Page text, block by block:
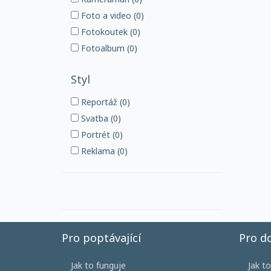
Foto a video (0)
Fotokoutek (0)
Fotoalbum (0)
Styl
Reportáž (0)
Svatba (0)
Portrét (0)
Reklama (0)
Pro poptávající
Jak to funguje
Pro
Jak